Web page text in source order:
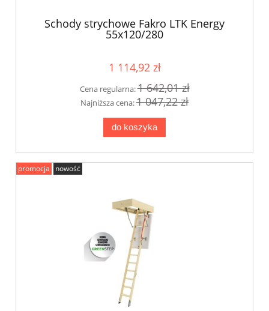
Schody strychowe Fakro LTK Energy
55x120/280
1 114,92 zł
Cena regularna:1 642,01 zł
Najniższa cena:1 047,22 zł
do koszyka
promocja nowość